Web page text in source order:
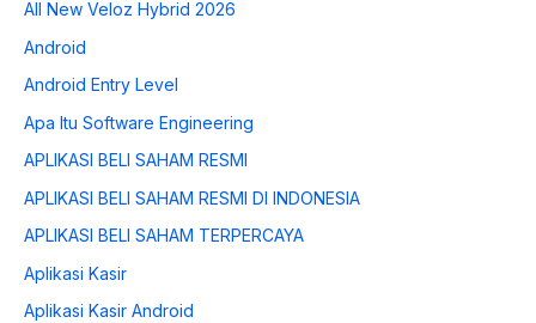
All New Veloz Hybrid 2026
Android
Android Entry Level
Apa Itu Software Engineering
APLIKASI BELI SAHAM RESMI
APLIKASI BELI SAHAM RESMI DI INDONESIA
APLIKASI BELI SAHAM TERPERCAYA
Aplikasi Kasir
Aplikasi Kasir Android